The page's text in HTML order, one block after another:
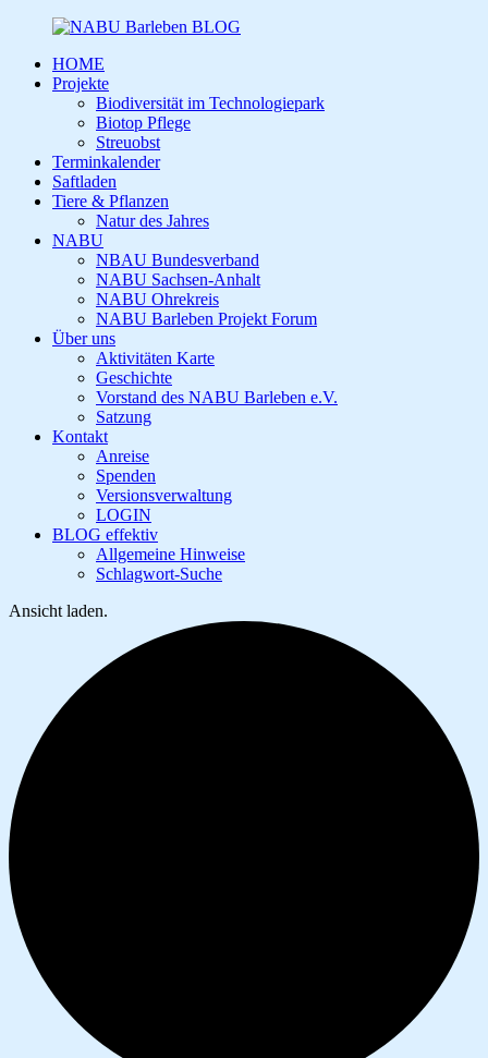
HOME
Projekte
Biodiversität im Technologiepark
Biotop Pflege
Streuobst
Terminkalender
Saftladen
Tiere & Pflanzen
Natur des Jahres
NABU
NBAU Bundesverband
NABU Sachsen-Anhalt
NABU Ohrekreis
NABU Barleben Projekt Forum
Über uns
Aktivitäten Karte
Geschichte
Vorstand des NABU Barleben e.V.
Satzung
Kontakt
Anreise
Spenden
Versionsverwaltung
LOGIN
BLOG effektiv
Allgemeine Hinweise
Schlagwort-Suche
Ansicht laden.